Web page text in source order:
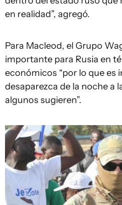
en realidad”, agregó.
Para Macleod, el Grupo
importante para Rusia en
económicos “por lo que es
desaparezca de la noche a
algunos sugieren”.